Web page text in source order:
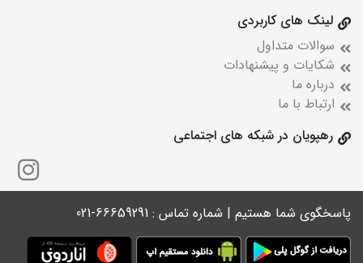
لینک های کاربردی
سوالات متداول
شکایات و پیشنهادات
درباره ما
ارتباط با ما
رهپویان در شبکه های اجتماعی
پاسخگوی شما هستیم | شماره تماس : 66659291-021